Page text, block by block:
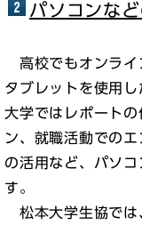
パソコンな
高校でもオンライ
タブレットを使用し
大学ではレポート
ン、就職活動での
の活用など、パソ
す。
松本大学生協では